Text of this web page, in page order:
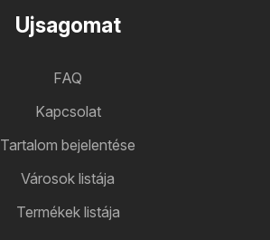
Ujsagomat
FAQ
Kapcsolat
Tartalom bejelentése
Városok listája
Termékek listája